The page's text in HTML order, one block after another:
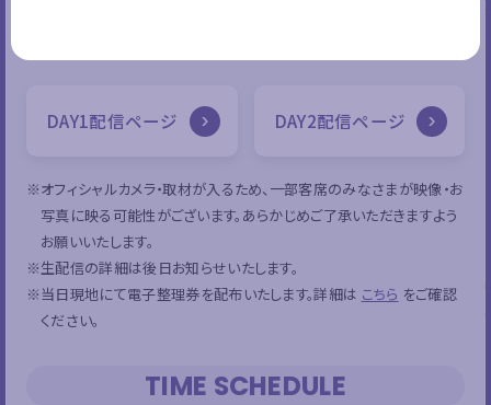
DAY1配信ページ DAY2配信ページ
※オフィシャルカメラ・取材が入るため、一部客席のみなさまが映像・お
写真に映る可能性がございます。あらかじめご了承いただきますよう
お願いいたします。
※生配信の詳細は後日お知らせいたします。
※当日現地にて電子整理券を配布いたします。詳細は こちら をご確認
ください。
TIME SCHEDULE